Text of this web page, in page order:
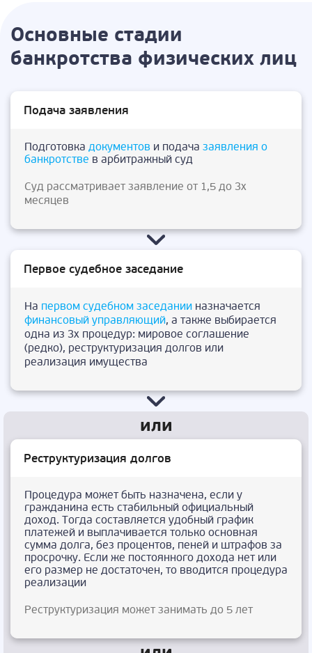
Основные стадии
банкротства физических лиц
Подача заявления
Подготовка документов и подача заявления о
банкротстве в арбитражный суд
Суд рассматривает заявление от 1,5 до 3х
месяцев
Первое судебное заседание
На первом судебном заседании назначается
финансовый управляющий, а также выбирается
одна из 3х процедур: мировое соглашение
(редко), реструктуризация долгов или
реализация имущества
Реструктуризация долгов
Процедура может быть назначена, если у
гражданина есть стабильный официальный
доход. Тогда составляется удобный график
платежей и выплачивается только основная
сумма долга, без процентов, пеней и штрафов за
просрочку. Если же постоянного дохода нет или
его размер не достаточен, то вводится процедура
реализации
Реструктуризация может занимать до 5 лет